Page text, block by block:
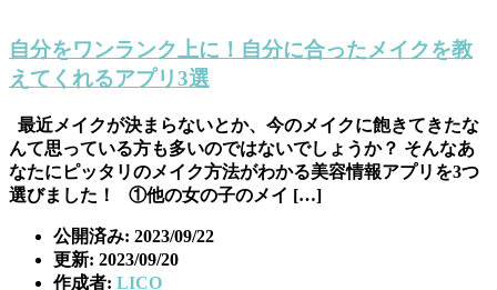
自分をワンランク上に！自分に合ったメイクを教
えてくれるアプリ3選
最近メイクが決まらないとか、今のメイクに飽きてきたな
んて思っている方も多いのではないでしょうか？ そんなあ
なたにピッタリのメイク方法がわかる美容情報アプリを3つ
選びました！ ①他の女の子のメイ […]
公開済み: 2023/09/22
更新: 2023/09/20
作成者: LICO